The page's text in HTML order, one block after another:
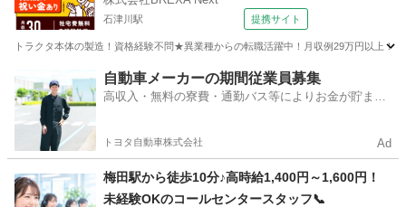
石津川駅 提携サイト
トラクタ本体の製造！資格経験不問★異業種からの転職活躍中！月収例29万円以上
石津川駅 その他
自動車メーカーの期間従業員募集
高収入・無料の寮費・通勤バス等によりお金が貯まり
トヨタ自動車株式会社 Ad
梅田駅から徒歩10分♪高時給1,400円～1,600円！
未経験OKのコールセンタースタッフ📞